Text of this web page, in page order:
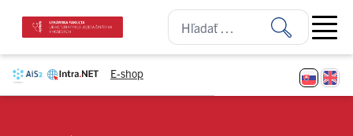
E-shop
Open